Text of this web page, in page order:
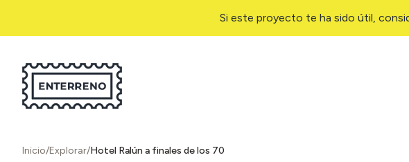
Si este proyecto te ha sido útil,
Inicio/Explorar/Hotel Ralún a finales de los 70